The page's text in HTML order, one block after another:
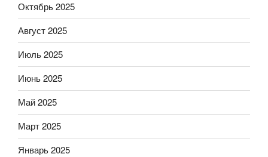
Октябрь 2025
Август 2025
Июль 2025
Июнь 2025
Май 2025
Март 2025
Январь 2025